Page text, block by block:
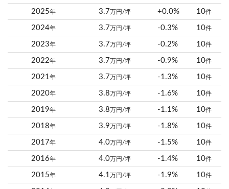
2025年 3.7 万円/坪 +0.0% 10件
2024年 3.7 万円/坪 -0.3% 10件
2023年 3.7 万円/坪 -0.2% 10件
2022年 3.7 万円/坪 -0.9% 10件
2021年 3.7 万円/坪 -1.3% 10件
2020年 3.8 万円/坪 -1.6% 10件
2019年 3.8 万円/坪 -1.1% 10件
2018年 3.9 万円/坪 -1.8% 10件
2017年 4.0 万円/坪 -1.5% 10件
2016年 4.0 万円/坪 -1.4% 10件
2015年 4.1 万円/坪 -1.9% 10件